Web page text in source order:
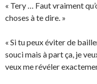
« Tery … Faut vraiment
choses à te dire. »
« Si tu peux éviter de
souci mais à part ça, je
veux me révéler